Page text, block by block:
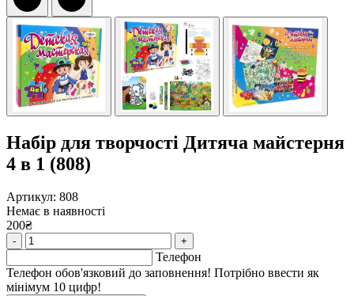
Набір для творчості Дитяча майстерня
4 в 1 (808)
Артикул: 808
Немає в наявності
200₴
- +
Телефон
Телефон обов'язковий до заповнення! Потрібно ввести як
мінімум 10 цифр!